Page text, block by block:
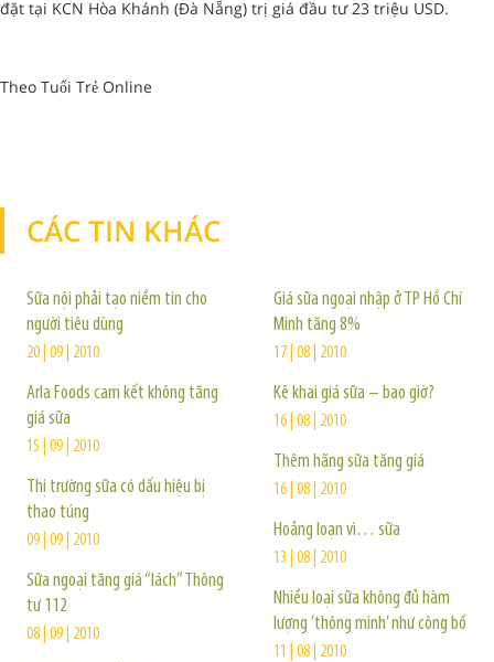
đặt tại KCN Hòa Khánh (Đà Nẵng) trị giá đầu tư 23 triệu USD.
Theo Tuổi Trẻ Online
CÁC TIN KHÁC
Sữa nội phải tạo niềm tin cho
người tiêu dùng
20 | 09 | 2010
Arla Foods cam kết không tăng
giá sữa
15 | 09 | 2010
Thị trường sữa có dấu hiệu bị
thao túng
09 | 09 | 2010
Sữa ngoại tăng giá “lách” Thông
tư 112
08 | 09 | 2010
Giá sữa ngoại nhập ở TP Hồ Chí
Minh tăng 8%
17 | 08 | 2010
Kê khai giá sữa – bao giờ?
16 | 08 | 2010
Thêm hãng sữa tăng giá
16 | 08 | 2010
Hoảng loạn vì… sữa
13 | 08 | 2010
Nhiều loại sữa không đủ hàm
lượng ’thông minh’ như công bố
11 | 08 | 2010